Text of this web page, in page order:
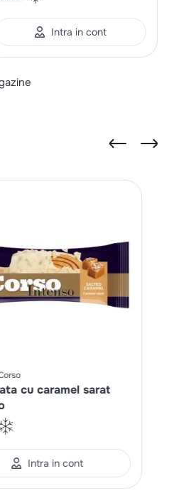
Intra in cont
cu caramel sarat
Intra in cont